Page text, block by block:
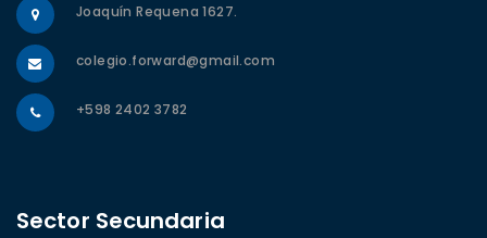
Joaquín Requena 1627.
colegio.forward@gmail.com
+598 2402 3782
Sector Secundaria